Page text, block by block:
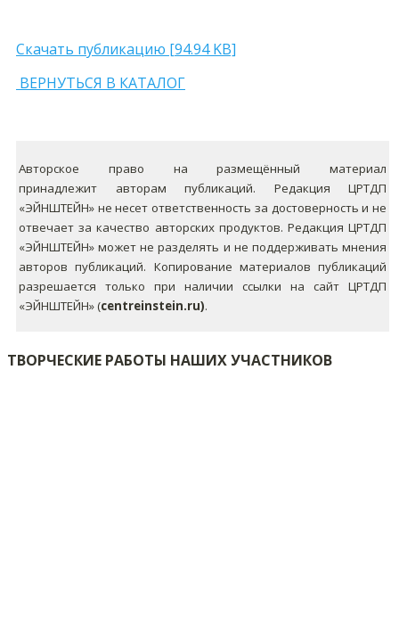
Скачать публикацию [94.94 KB]
ВЕРНУТЬСЯ В КАТАЛОГ
Авторское право на размещённый материал
принадлежит авторам публикаций. Редакция ЦРТДП
«ЭЙНШТЕЙН» не несет ответственность за достоверность и не
отвечает за качество авторских продуктов. Редакция ЦРТДП
«ЭЙНШТЕЙН» может не разделять и не поддерживать мнения
авторов публикаций. Копирование материалов публикаций
разрешается только при наличии ссылки на сайт ЦРТДП
«ЭЙНШТЕЙН» (centreinstein.ru).
ТВОРЧЕСКИЕ РАБОТЫ НАШИХ УЧАСТНИКОВ